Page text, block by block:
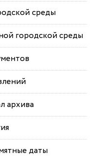
среды
городской среды
архива
даты